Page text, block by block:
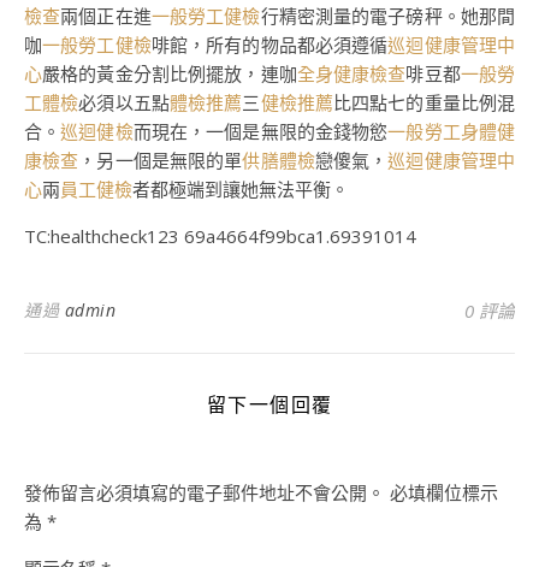
檢查兩個正在進一般勞工健檢行精密測量的電子磅秤。她那間
咖一般勞工健檢啡館，所有的物品都必須遵循巡迴健康管理中
心嚴格的黃金分割比例擺放，連咖全身健康檢查啡豆都一般勞
工體檢必須以五點體檢推薦三健檢推薦比四點七的重量比例混
合。巡迴健檢而現在，一個是無限的金錢物慾一般勞工身體健
康檢查 ，另一個是無限的單供膳體檢戀傻氣，巡迴健康管理中
心兩員工健檢者都極端到讓她無法平衡。
TC:healthcheck123 69a4664f99bca1.69391014
通過 admin 0 評論
留下一個回覆
發佈留言必須填寫的電子郵件地址不會公開。 必填欄位標示
為 *